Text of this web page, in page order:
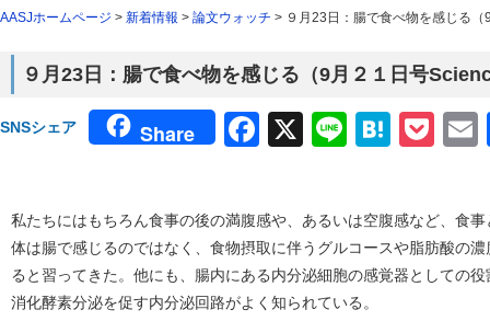
AASJホームページ > 新着情報 > 論文ウォッチ > ９月23日：腸で食べ物を感じる
９月23日：腸で食べ物を感じる（9月２１日号
SNSシェア Share Facebook
X Line
私たちにはもちろん食事の後の満腹感や、あるいは空腹感など、食
体は腸で感じるのではなく、食物摂取に伴うグルコースや脂肪酸の
ると習ってきた。他にも、腸内にある内分泌細胞の感覚器としての
消化酵素分泌を促す内分泌回路がよく知られている。